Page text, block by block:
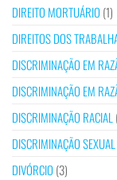
DIREITO MORTUÁRIO (1)
DIREITOS DOS
DISCRIMINAÇÃO EM
DISCRIMINAÇÃO EM
DISCRIMINAÇÃO RACIAL
DISCRIMINAÇÃO SEXUAL
DIVÓRCIO (3)